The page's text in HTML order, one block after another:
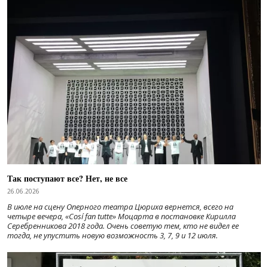
Так поступают все? Нет, не все
26.06.2026
В июле на сцену Оперного театра Цюриха вернется, всего на
четыре вечера, «Cosí fan tutte» Моцарта в постановке Кирилла
Серебренникова 2018 года. Очень советую тем, кто не видел ее
тогда, не упустить новую возможность 3, 7, 9 и 12 июля.